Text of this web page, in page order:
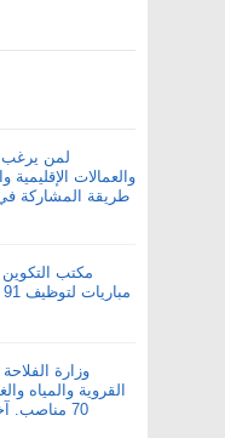
لمن يرغب
والعمالات الإقليمية
طريقة المشاركة في
مكتب
وزارة
القروية والمياه
70 مناصب. آخر أجل 19 غشت 2026